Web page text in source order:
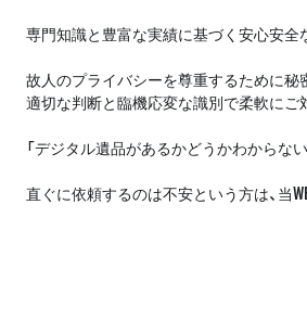
専門知識と豊富な実績に基づく安心安全
故人のプライバシーを尊重するために秘
適切な判断と臨機応変な識別で柔軟にご
「デジタル遺品があるかどうかわからな
直ぐに依頼するのは不安という方は、当